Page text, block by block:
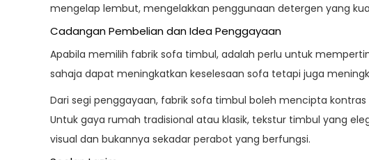
mengelap lembut, mengelakkan penggunaan detergen yang
Cadangan Pembelian dan Idea Penggayaan
Apabila memilih fabrik sofa timbul, adalah perlu untuk
sahaja dapat meningkatkan keselesaan sofa tetapi juga
Dari segi penggayaan, fabrik sofa timbul boleh mencipta
Untuk gaya rumah tradisional atau klasik, tekstur timbul yang
visual dan bukannya sekadar perabot yang berfungsi.